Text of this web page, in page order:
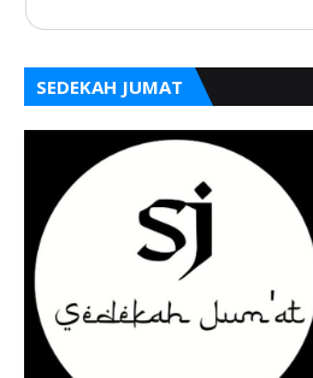
SEDEKAH JUMAT